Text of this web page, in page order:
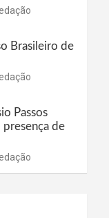
Brasileiro de
Passos
presença de